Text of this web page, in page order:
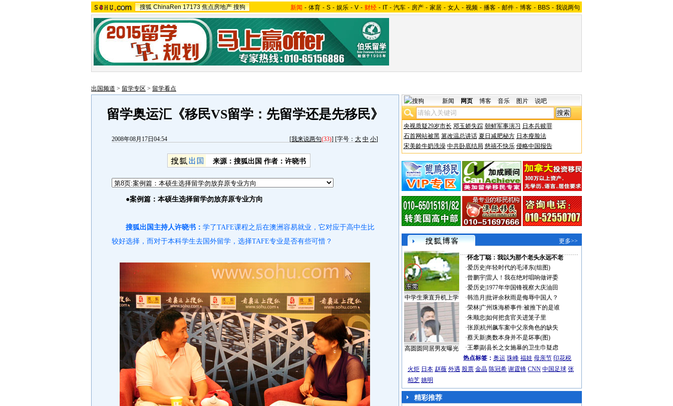
搜狐 ChinaRen 17173 焦点房地产 搜狗 新闻 - 体育 - S - 娱乐 - V - 财经 - IT - 汽车 - 房产 - 家居 - 女人 - 视频 - 播客 - 邮件 - 博客 - BBS - 我说两句
出国频道 > 留学专区 > 留学看点
留学奥运汇《移民VS留学：先留学还是先移民》
2008年08月17日04:54 [我来说两句(33)] [字号： 大 中 小]
来源：搜狐出国 作者：许晓书
●案例篇：本硕生选择留学勿放弃原专业方向
搜狐出国主持人许晓书： 学了TAFE课程之后在澳洲容易就业，它对应于高中生比
较好选择，而对于本科学生去国外留学，选择TAFE专业是否有些可惜？
新闻 网页 博客 音乐 图片 说吧
央视质疑29岁市长 邓玉娇失踪 朝鲜军事演习 日本兵赎罪
石首网站被黑 篡改温总讲话 夏日减肥秘方 日本瘦脸法
宋美龄牛奶洗澡 中共卧底结局 慈禧不快乐 侵略中国报告
更多>>
中学生乘直升机上学
高圆圆同居男友曝光
·怀念丁聪：我以为那个老头永远不老
·爱历史 年轻时代的毛泽东(组图)
·曾鹏宇|雷人！我在绝对唱响做评委
·爱历史 1977年华国锋视察大庆油田
·韩浩月 批评余秋雨是侮辱中国人？
·荣林| 广州珠海桥事件:被推下的是谁
·朱顺忠 如何把贪官关进笼子里
·张原|杭州飙车案中父亲角色的缺失
·蔡天新|奥数本身并不是坏事(图)
·王攀|副县长之女施暴的卫生巾疑虑
热点标签： 奥运 珠峰 福娃 母亲节 印花税
火炬 日本 赵薇 外遇 股票 金晶 陈冠希 谢霆锋 CNN 中国足球 张
柏芝 姚明
精彩推荐